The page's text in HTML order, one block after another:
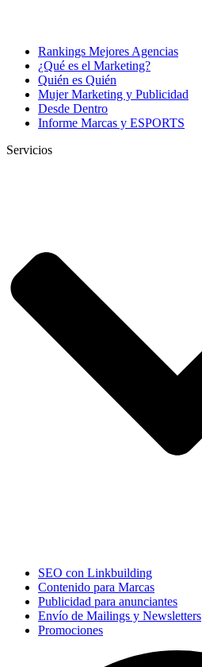
Rankings Mejores Agencias
¿Qué es el Marketing?
Quién es Quién
Mujer Marketing y Publicidad
Desde Dentro
Informe Marcas y ESPORTS
Servicios
SEO con Linkbuilding
Contenido para Marcas
Publicidad para anunciantes
Envío de Mailings y Newsletters
Promociones